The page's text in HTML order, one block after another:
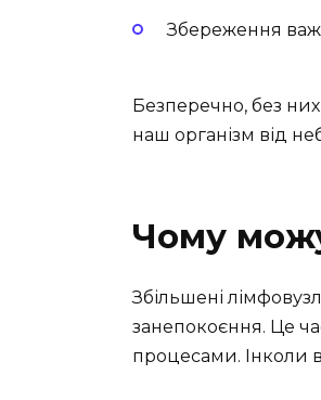
Збереження
Безперечно, без
наш організм від
Чому
Збільшені
занепокоєння. Це
процесами. Інколи